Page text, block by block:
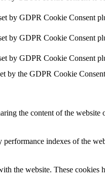
by GDPR Cookie Consent
by GDPR Cookie Consent
by GDPR Cookie Consent
by the GDPR Cookie
the content of the
indexes of the
the website. These